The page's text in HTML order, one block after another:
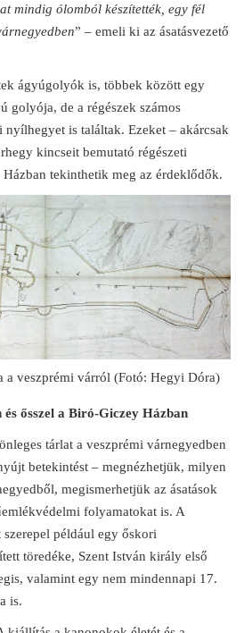
mindig ólomból készítették, egy fél
” – emeli ki az ásatásvezető
ágyúgolyók is, többek között egy
golyója, de a régészek számos
is találtak. Ezeket – akárcsak
kincseit bemutató régészeti
tekinthetik meg az érdeklődők.
a veszprémi várról (Fotó: Hegyi Dóra)
ősszel a Biró-Giczey Házban
tárlat a veszprémi várnegyedben
betekintést – megnézhetjük, milyen
megismerhetjük az ásatások
folyamatokat is. A
például egy őskori
töredéke, Szent István király első
valamint egy nem mindennapi 17.
is.